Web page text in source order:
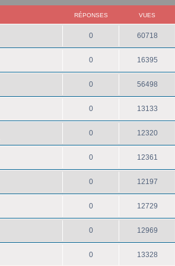
RÉPONSES VUES
0R
é
o
n
s
60718V
u
s
0R
é
o
n
s
16395V
u
s
0R
é
o
n
s
56498V
u
s
0R
é
o
n
s
13133V
u
0R
é
o
n
s
12320V
u
s
0R
é
o
n
s
12361
u
s
0R
é
o
n
s
12197V
u
s
0R
é
o
12729V
u
s
0R
é
12969V
u
0R
13328V